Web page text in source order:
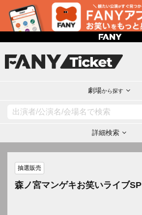
劇場から探す
詳細検索
抽選販売
森ノ宮マンゲキお笑いライブSP